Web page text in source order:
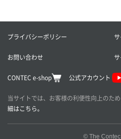
プライバシーポリシー
お問い合わせ
CONTEC e-shop 公式アカウント
当サイトでは、お客様の利便性向上のた
細はこちら。
© The